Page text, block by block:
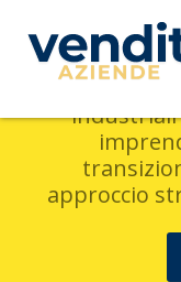
La
industriali
approccio